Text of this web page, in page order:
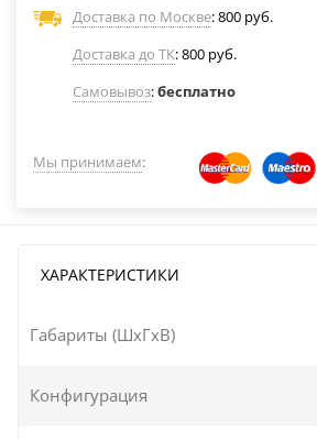
Доставка по Москве: 800 руб.
Доставка до ТК: 800 руб.
Самовывоз:бесплатно
Мы принимаем:
ХАРАКТЕРИСТИКИ
Габариты (ШxГxВ)
Конфигурация